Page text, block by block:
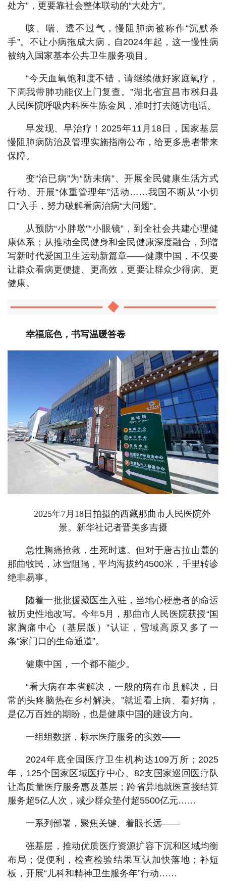
处方”，更要靠社会整体联动的“大处方”。
咳、喘、透不过气，慢阻肺病被称作“沉默杀
手”。不让小病拖成大病，自2024年起，这一慢性病
被纳入国家基本公共卫生服务项目。
“今天血氧饱和度不错，请继续做好家庭氧疗，
下周我带肺功能仪上门复查。”湖北省宜昌市秭归县
人民医院呼吸内科医生陈金凤，准时打去随访电话。
早发现、早治疗！2025年11月18日，国家基层
慢阻肺病防治及管理实施指南公布，给更多患者带来
保障。
变“治已病”为“防未病”、开展全民健康生活方式
行动、开展“体重管理年”活动……我国不断从“小切
口”入手，努力破解看病治病“大问题”。
从预防“小胖墩”“小眼镜”，到全社会共建心理健
康体系；从推动全民健身和全民健康深度融合，到谱
写新时代爱国卫生运动新篇章——健康中国，不仅要
让群众看病更便捷、更高效，更要让群众少得病、更
健康。
幸福底色，书写温暖答卷
2025年7月18日拍摄的西藏那曲市人民医院外
景。新华社记者晋美多吉摄
急性胸痛抢救，生死时速。但对于唐古拉山麓的
那曲牧民，冰雪阻隔，平均海拔约4500米，千里转诊
绝非易事。
随着一批批援藏医生入驻，当地心梗患者的命运
被历史性地改写。今年5月，那曲市人民医院获授“国
家胸痛中心（基层版）”认证，雪域高原又多了一
条“家门口的生命通道”。
健康中国，一个都不能少。
“看大病在本省解决，一般的病在市县解决，日
常的头疼脑热在乡村解决。”就近看上病、看好病，
是亿万百姓的期盼，也是健康中国的建设方向。
一组组数据，标示医疗服务的实效——
2024年底全国医疗卫生机构达109万所；2025
年，125个国家区域医疗中心、82支国家巡回医疗队
让高质量医疗服务惠及基层；跨省异地就医直接结算
服务超5亿人次，减少群众垫付超5500亿元……
一系列部署，聚焦关键、着眼长远——
强基层，推动优质医疗资源扩容下沉和区域均衡
布局；促便利，检查检验结果互认加快落地；补短
板，开展“儿科和精神卫生服务年”行动……